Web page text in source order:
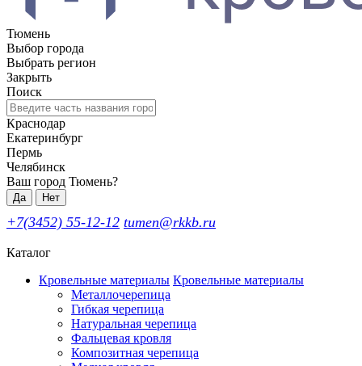
Тюмень
Выбор города
Выбрать регион
Закрыть
Поиск
Краснодар
Екатеринбург
Пермь
Челябинск
Ваш город Тюмень?
Да Нет
+7(3452) 55-12-12 tumen@rkkb.ru
Каталог
Кровельные материалы Кровельные материалы
Металлочерепица
Гибкая черепица
Натуральная черепица
Фальцевая кровля
Композитная черепица